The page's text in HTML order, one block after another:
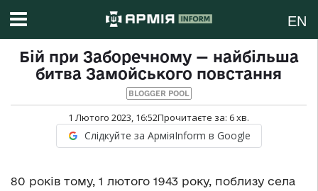
EN
Бій при Заборечному — найбільша
битва Замойського повстання
BLOGGER POOL
1 Лютого 2023, 16:52Прочитаєте за: 6хв.
Слідкуйте за АрміяInform в Google
80 років тому, 1 лютого 1943 року, поблизу села